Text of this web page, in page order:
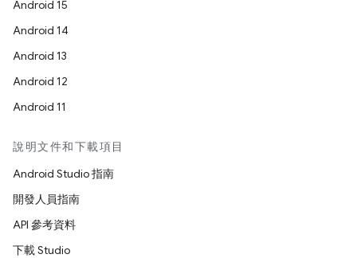
Android 15
Android 14
Android 13
Android 12
Android 11
說明文件和下載項目
Android Studio 指南
開發人員指南
API 參考資料
下載 Studio